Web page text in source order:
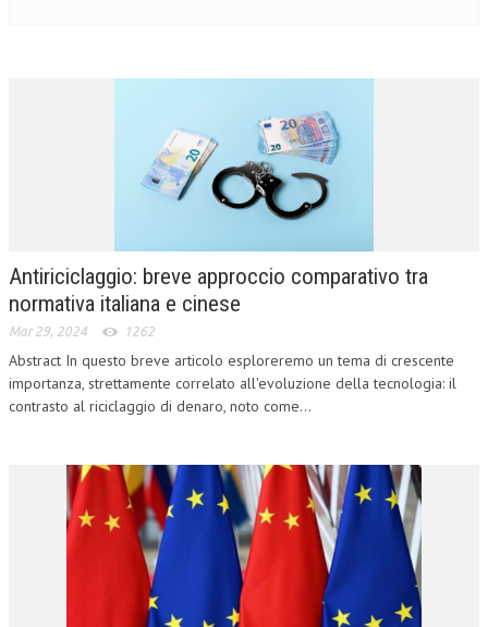
ALTA FORMAZIONE
CORSI CE.S.E.D.
DIVENTA SOCIO
BROCHURE CE.S.E.D.
LA RIVISTA
LA RIVISTA
COMITATO EDITORIALE
REDAZIONE
Antiriciclaggio: breve approccio comparativo tra
normativa italiana e cinese
Mar 29, 2024 1262
Abstract In questo breve articolo esploreremo un tema di crescente
importanza, strettamente correlato all'evoluzione della tecnologia: il
contrasto al riciclaggio di denaro, noto come...